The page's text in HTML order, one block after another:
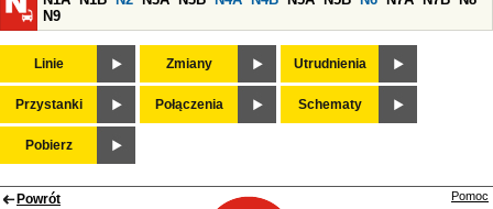
N9
Linie Zmiany Utrudnienia
Przystanki Połączenia Schematy
Pobierz
Powrót Pomoc